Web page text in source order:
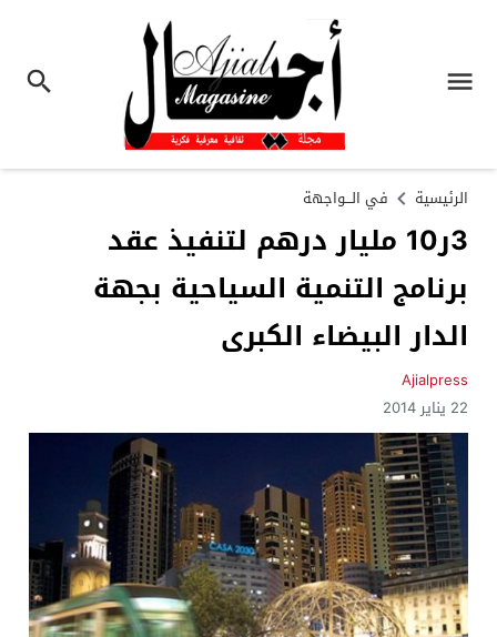
الرئيسية في الـــواجهة
3ر10 مليار درهم لتنفيذ عقد
برنامج التنمية السياحية بجهة
الدار البيضاء الكبرى
Ajialpress
22 يناير 2014